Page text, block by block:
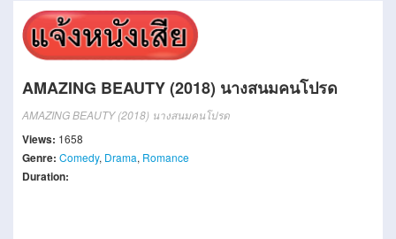
AMAZING BEAUTY (2018) นางสนมคนโปรด
AMAZING BEAUTY (2018) นางสนมคนโปรด
Views: 1658
Genre: Comedy, Drama, Romance
Duration: